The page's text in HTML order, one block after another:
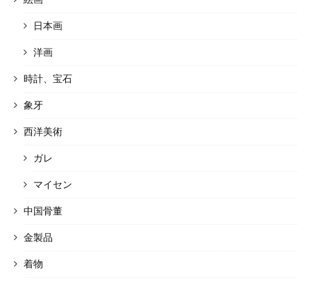
日本画
洋画
時計、宝石
象牙
西洋美術
ガレ
マイセン
中国骨董
金製品
着物